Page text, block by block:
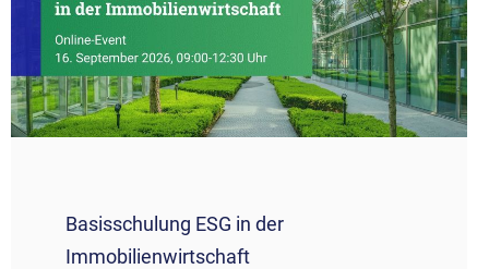
Basisschulung ESG in der
Immobilienwirtschaft